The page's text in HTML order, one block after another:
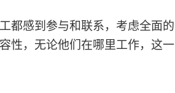
都感到参与和联系，考虑全面的
性，无论他们在哪里工作，这一